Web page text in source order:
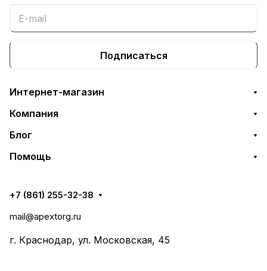
Подписаться
Интернет-магазин
Компания
Блог
Помощь
+7 (861) 255-32-38
mail@apextorg.ru
г. Краснодар, ул. Московская, 45